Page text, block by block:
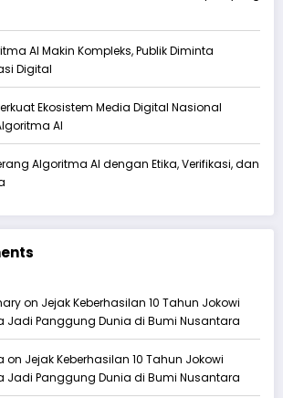
AI Makin Kompleks, Publik Diminta
Digital
Ekosistem Media Digital Nasional
AI
Algoritma AI dengan Etika, Verifikasi, dan
on Jejak Keberhasilan 10 Tahun Jokowi
Jadi Panggung Dunia di Bumi Nusantara
on Jejak Keberhasilan 10 Tahun Jokowi
Jadi Panggung Dunia di Bumi Nusantara